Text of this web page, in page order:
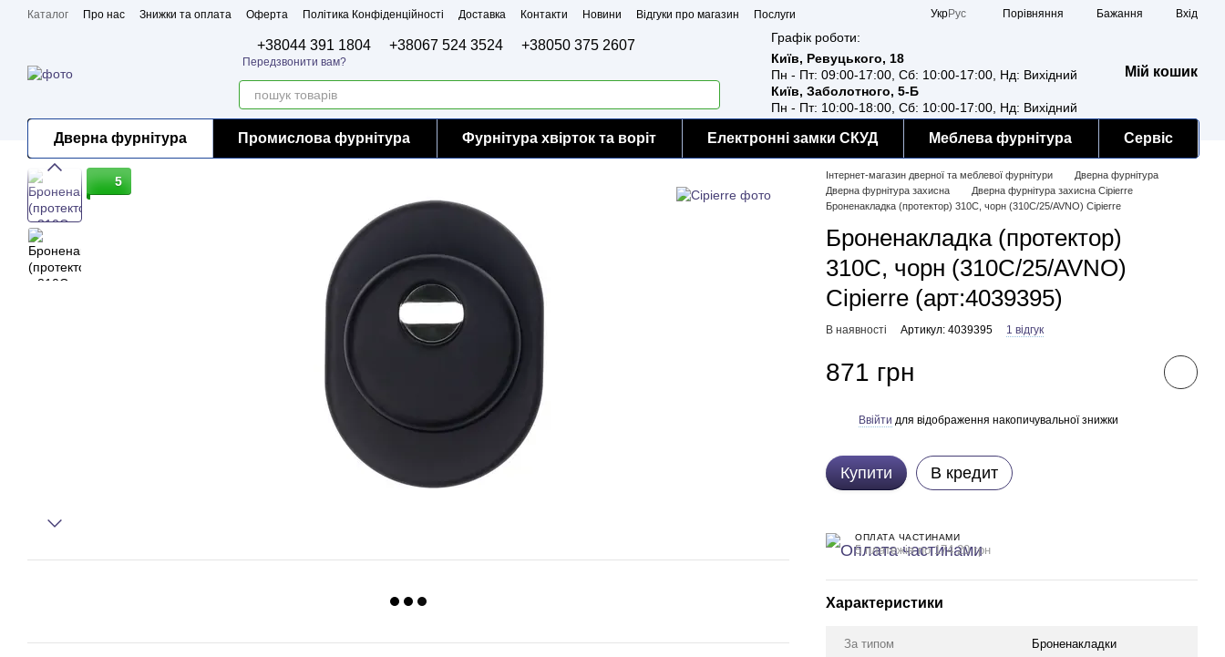
Перейти до основного контенту
Каталог Про нас Знижки та оплата Оферта Політика Конфіденційності Доставка Контакти Новини Відгуки про магазин
Послуги
УкрРус Порівняння Бажання Вхід
+38044 391 1804 +38067 524 3524 +38050 375 2607
Передзвонити вам?
Графік роботи:
Київ, Ревуцького, 18
Пн - Пт: 09:00-17:00, Сб: 10:00-17:00, Нд: Вихідний
Київ, Заболотного, 5-Б
Пн - Пт: 10:00-18:00, Сб: 10:00-17:00, Нд: Вихідний
Мій кошик
Дверна фурнітура Промислова фурнітура Фурнітура хвірток та воріт Електронні замки СКУД Меблева фурнітура Сервіс
5 Інтернет-магазин дверної та меблевої фурнітури
Дверна фурнітура
Дверна фурнітура захисна
Дверна фурнітура захисна Cipierre
Броненакладка (протектор) 310С, чорн (310С/25/AVNO) Cipierre
Броненакладка (протектор)
310С, чорн (310С/25/AVNO)
Cipierre (арт:4039395)
В наявності Артикул: 4039395 1 відгук
871 грн
Ввійти для відображення накопичувальної знижки
Купити В кредит
ОПЛАТА ЧАСТИНАМИ
5 платежів по 174.20 грн
Характеристики
За типом Броненакладки